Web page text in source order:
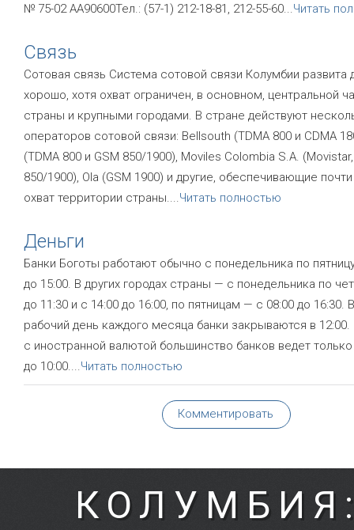
№ 75-02 АА90600Тел.: (57-1) 212-18-81, 212-55-60...Читать
Связь
Сотовая связь Система сотовой связи Колумбии развита
хорошо, хотя охват ограничен, в основном, центральной
страны и крупными городами. В стране действуют
операторов сотовой связи: Bellsouth (TDMA 800 и CDMA
(TDMA 800 и GSM 850/1900), Moviles Colombia S.A.
850/1900), Ola (GSM 1900) и другие, обеспечивающие
охват территории страны....Читать полностью
Деньги
Банки Боготы работают обычно с понедельника по
до 15:00. В других городах страны — с понедельника по
до 11:30 и с 14:00 до 16:00, по пятницам — с 08:00 до 16:30.
рабочий день каждого месяца банки закрываются в 12:00.
с иностранной валютой большинство банков ведет только
до 10:00....Читать полностью
Комментировать